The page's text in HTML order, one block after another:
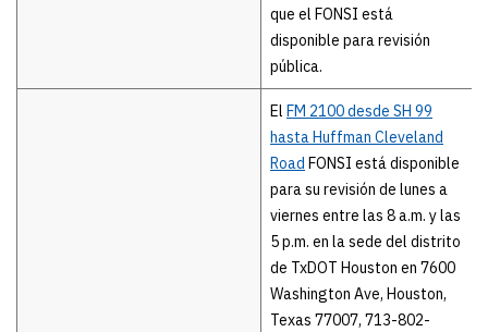
que el FONSI está
disponible para revisión
pública.
El FM 2100 desde SH 99
hasta Huffman Cleveland
Road FONSI está disponible
para su revisión de lunes a
viernes entre las 8 a.m. y las
5 p.m. en la sede del distrito
de TxDOT Houston en 7600
Washington Ave, Houston,
Texas 77007, 713-802-